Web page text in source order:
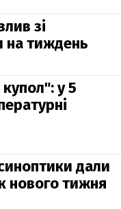
зі
на тиждень
у 5
дали
нового тижня